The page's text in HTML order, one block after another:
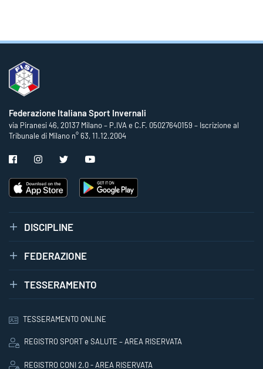
Federazione Italiana Sport Invernali
via Piranesi 46, 20137 Milano – P.IVA e C.F. 05027640159 – Iscrizione al
Tribunale di Milano n° 63, 11.12.2004
DISCIPLINE
FEDERAZIONE
TESSERAMENTO
TESSERAMENTO ONLINE
REGISTRO SPORT e SALUTE – AREA RISERVATA
REGISTRO CONI 2.0 - AREA RISERVATA